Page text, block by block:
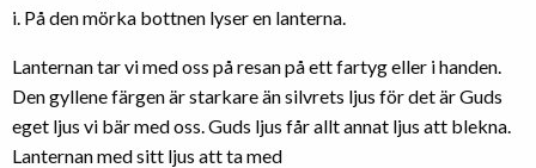
i. På den mörka bottnen lyser en lanterna.
Lanternan tar vi med oss på resan på ett fartyg eller i handen.
Den gyllene färgen är starkare än silvrets ljus för det är Guds
eget ljus vi bär med oss. Guds ljus får allt annat ljus att blekna.
Lanternan med sitt ljus att ta med